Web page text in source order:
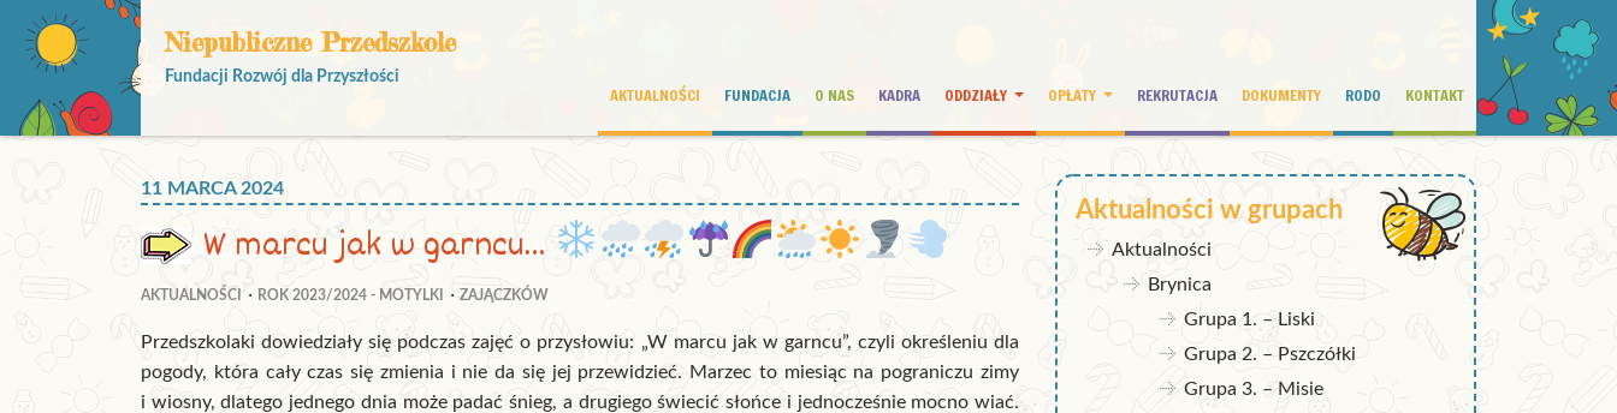
Niepubliczne Przedszkole
Fundacji Rozwój dla Przyszłości
AKTUALNOŚCI FUNDACJA O NAS KADRA ODDZIAŁY OPŁATY REKRUTACJA DOKUMENTY RODO KONTAKT
11 MARCA 2024
W marcu jak w garncu…
AKTUALNOŚCI ROK 2023/2024 - MOTYLKI ZAJĄCZKÓW
Przedszkolaki dowiedziały się podczas zajęć o przysłowiu: „W marcu jak w garncu”, czyli określeniu dla
pogody, która cały czas się zmienia i nie da się jej przewidzieć. Marzec to miesiąc na pograniczu zimy
i wiosny, dlatego jednego dnia może padać śnieg, a drugiego świecić słońce i jednocześnie mocno wiać.
Aktualności w grupach
Aktualności
Brynica
Grupa 1. – Liski
Grupa 2. – Pszczółki
Grupa 3. – Misie